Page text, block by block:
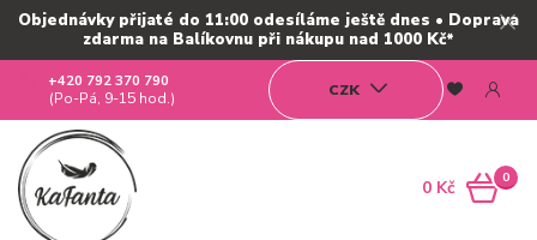
Objednávky přijaté do 11:00 odesíláme ještě dnes • Doprava
zdarma na Balíkovnu při nákupu nad 1000 Kč*
CZK
+420 792 370 790
(Po-Pá, 9-15 hod.)
0
0 Kč